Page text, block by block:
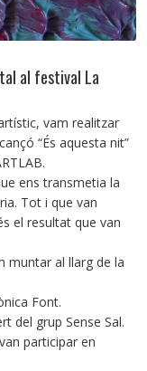
al festival La
vam realitzar
“És aquesta nit”
ens transmetia la
Tot i que van
el resultat que van
muntar al llarg de la
Font.
del grup Sense Sal.
participar en